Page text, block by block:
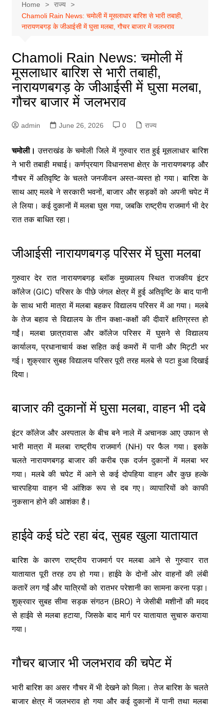
Home
राज्य
Chamoli Rain News: चमोली में मूसलाधार बारिश से भारी तबाही,
नारायणबगड़ के जीआईसी में घुसा मलबा, गौचर बाजार में जलभराव
Chamoli Rain News: चमोली में
मूसलाधार बारिश से भारी तबाही,
नारायणबगड़ के जीआईसी में घुसा मलबा,
गौचर बाजार में जलभराव
admin June 26, 2026 0 राज्य
चमोली।उत्तराखंड के चमोली जिले में गुरुवार रात हुई मूसलाधार बारिश
ने भारी तबाही मचाई। कर्णप्रयाग विधानसभा क्षेत्र के नारायणबगड़ और
गौचर में अतिवृष्टि के चलते जनजीवन अस्त-व्यस्त हो गया। बारिश के
साथ आए मलबे ने सरकारी भवनों, बाजार और सड़कों को अपनी चपेट में
ले लिया। कई दुकानों में मलबा घुस गया, जबकि राष्ट्रीय राजमार्ग भी देर
रात तक बाधित रहा।
जीआईसी नारायणबगड़ परिसर में घुसा मलबा
गुरुवार देर रात नारायणबगड़ ब्लॉक मुख्यालय स्थित राजकीय इंटर
कॉलेज (GIC) परिसर के पीछे जंगल क्षेत्र में हुई अतिवृष्टि के बाद पानी
के साथ भारी मात्रा में मलबा बहकर विद्यालय परिसर में आ गया। मलबे
के तेज बहाव से विद्यालय के तीन कक्षा-कक्षों की दीवारें क्षतिग्रस्त हो
गईं। मलबा छात्रावास और कॉलेज परिसर में घुसने से विद्यालय
कार्यालय, प्रधानाचार्य कक्ष सहित कई कमरों में पानी और मिट्टी भर
गई। शुक्रवार सुबह विद्यालय परिसर पूरी तरह मलबे से पटा हुआ दिखाई
दिया।
बाजार की दुकानों में घुसा मलबा, वाहन भी दबे
इंटर कॉलेज और अस्पताल के बीच बने नाले में अचानक आए उफान से
भारी मात्रा में मलबा राष्ट्रीय राजमार्ग (NH) पर फैल गया। इसके
चलते नारायणबगड़ बाजार की करीब एक दर्जन दुकानों में मलबा भर
गया। मलबे की चपेट में आने से कई दोपहिया वाहन और कुछ हल्के
चारपहिया वाहन भी आंशिक रूप से दब गए। व्यापारियों को काफी
नुकसान होने की आशंका है।
हाईवे कई घंटे रहा बंद, सुबह खुला यातायात
बारिश के कारण राष्ट्रीय राजमार्ग पर मलबा आने से गुरुवार रात
यातायात पूरी तरह ठप हो गया। हाईवे के दोनों ओर वाहनों की लंबी
कतारें लग गईं और यात्रियों को रातभर परेशानी का सामना करना पड़ा।
शुक्रवार सुबह सीमा सड़क संगठन (BRO) ने जेसीबी मशीनों की मदद
से हाईवे से मलबा हटाया, जिसके बाद मार्ग पर यातायात सुचारु कराया
गया।
गौचर बाजार भी जलभराव की चपेट में
भारी बारिश का असर गौचर में भी देखने को मिला। तेज बारिश के चलते
बाजार क्षेत्र में जलभराव हो गया और कई दुकानों में पानी तथा मलबा